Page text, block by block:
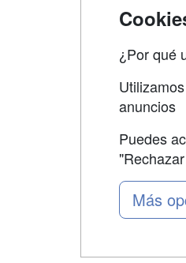
Grupo
¿Por qué
anuncios
Puedes
Más